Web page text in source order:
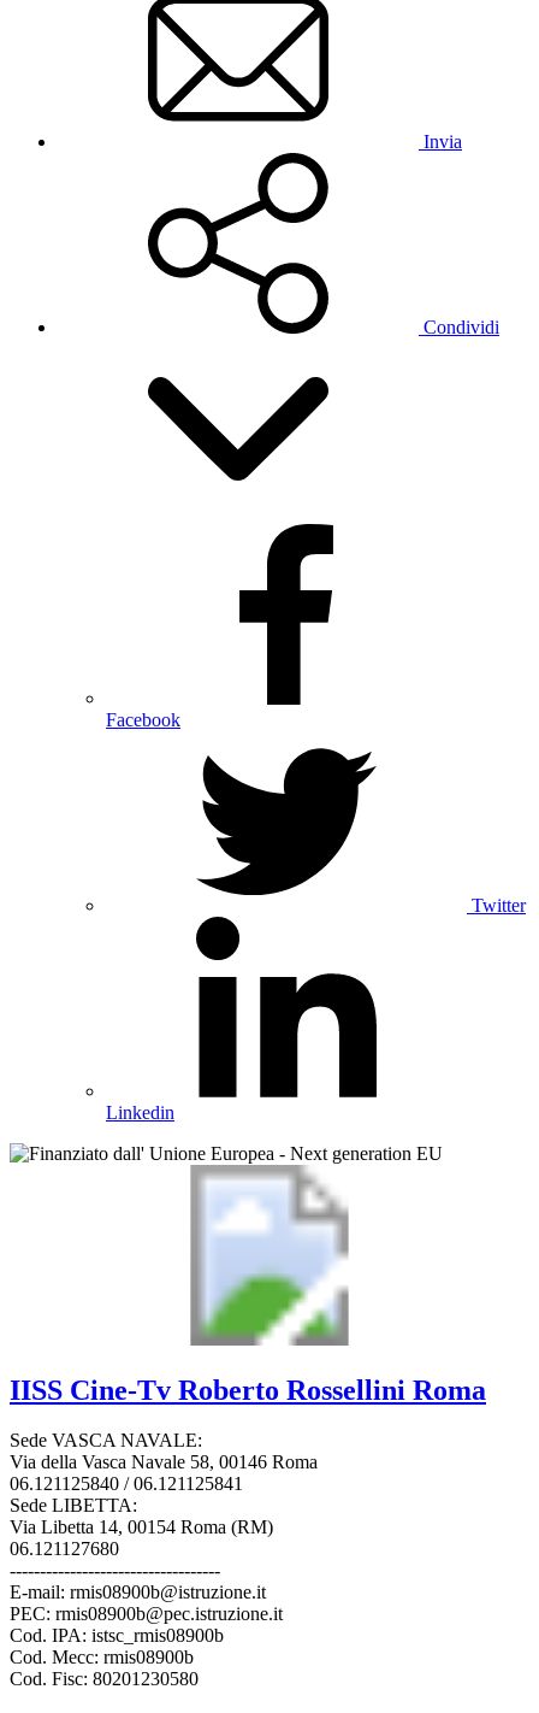
Invia
Condividi
Facebook
Twitter
Linkedin
IISS Cine-Tv Roberto Rossellini Roma
Sede VASCA NAVALE:
Via della Vasca Navale 58, 00146 Roma
06.121125840 / 06.121125841
Sede LIBETTA:
Via Libetta 14, 00154 Roma (RM)
06.121127680
-----------------------------------
E-mail: rmis08900b@istruzione.it
PEC: rmis08900b@pec.istruzione.it
Cod. IPA: istsc_rmis08900b
Cod. Mecc: rmis08900b
Cod. Fisc: 80201230580